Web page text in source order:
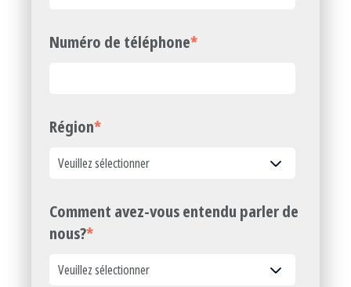
Numéro de téléphone*
Région*
Comment avez-vous entendu parler de
nous?*